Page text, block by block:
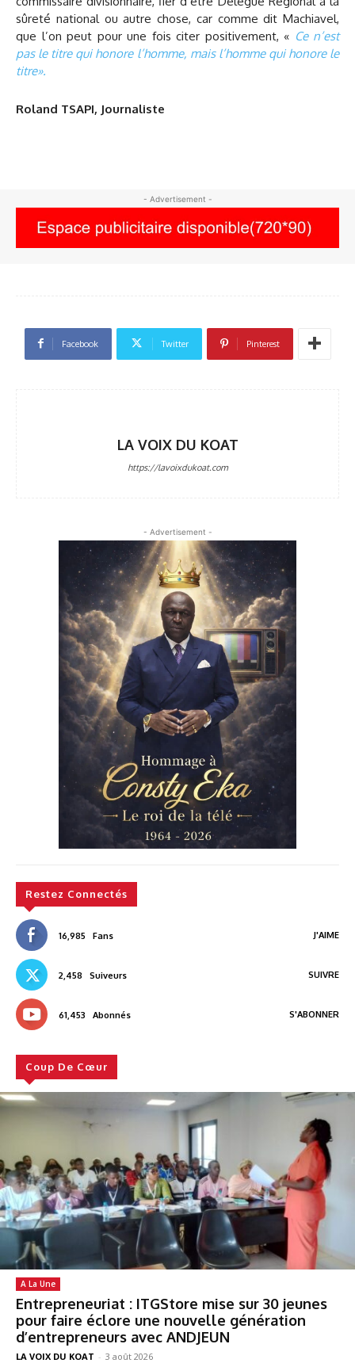
sûreté national ou autre chose, car comme dit Machiavel,
que l’on peut pour une fois citer positivement, « Ce n’est
pas le titre qui honore l’homme, mais l’homme qui honore le
titre».
Roland TSAPI, Journaliste
- Advertisement -
Facebook Twitter Pinterest
LA VOIX DU KOAT
https://lavoixdukoat.com
- Advertisement -
Restez Connectés
16,985 Fans J'AIME
2,458 Suiveurs SUIVRE
61,453 Abonnés S'ABONNER
Coup De Cœur
A La Une
Entrepreneuriat : ITGStore mise sur 30 jeunes
pour faire éclore une nouvelle génération
d’entrepreneurs avec ANDJEUN
LA VOIX DU KOAT - 3 août 2026